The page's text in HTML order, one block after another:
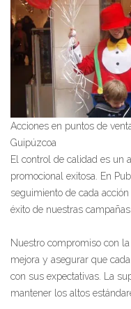
Acciones en puntos de
Guipúzcoa
El control de calidad es un
promocional exitosa. En
seguimiento de cada
éxito de nuestras campañas.
Nuestro compromiso con
mejora y asegurar que
con sus expectativas. La
mantener los altos